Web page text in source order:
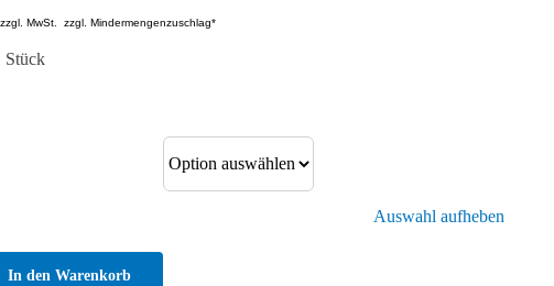
zzgl. MwSt. zzgl. Mindermengenzuschlag*
Stück
Auswahl aufheben
In den Warenkorb